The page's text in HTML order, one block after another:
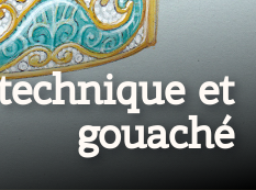
et
gouaché